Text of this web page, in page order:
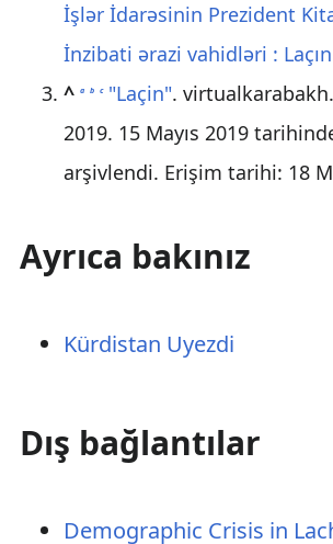
İşlər İdarəsinin Prezident
İnzibati ərazi vahidləri :
^ a b c "Laçin".
2019. 15 Mayıs 2019
arşivlendi. Erişim tarihi: 18
Ayrıca bakınız
Kürdistan Uyezdi
Dış bağlantılar
Demographic Crisis in